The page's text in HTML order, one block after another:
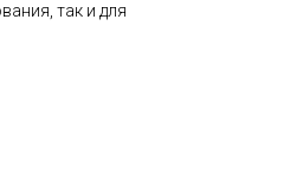
так и для